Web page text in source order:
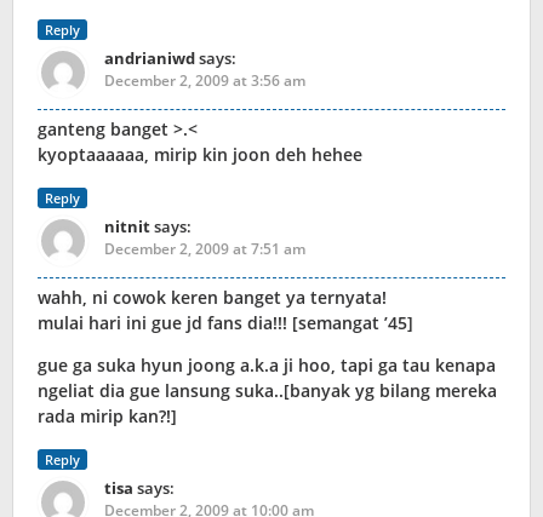
Reply
andrianiwdsays:
December 2, 2009 at 3:56 am
ganteng banget >.<
kyoptaaaaaa, mirip kin joon deh hehee
Reply
nitnitsays:
December 2, 2009 at 7:51 am
wahh, ni cowok keren banget ya ternyata!
mulai hari ini gue jd fans dia!!! [semangat ’45]
gue ga suka hyun joong a.k.a ji hoo, tapi ga tau kenapa
ngeliat dia gue lansung suka..[banyak yg bilang mereka
rada mirip kan?!]
Reply
tisa says:
December 2, 2009 at 10:00 am